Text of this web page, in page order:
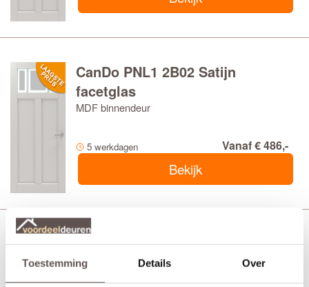
Toestemming Details Over
CanDo PNL1 2B02 Satijn
facetglas
MDF binnendeur
5 werkdagen Vanaf € 486,-
Bekijk
CanDo PNL1 2B03 Blank
facetglas
MDF binnendeur